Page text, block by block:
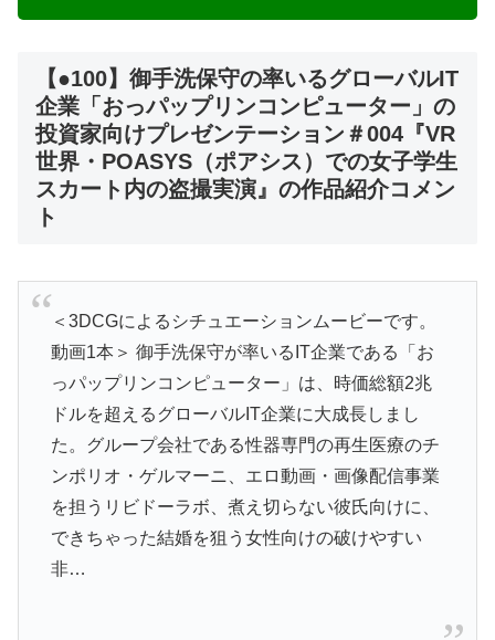
【●100】御手洗保守の率いるグローバルIT
企業「おっパップリンコンピューター」の
投資家向けプレゼンテーション＃004『VR
世界・POASYS（ポアシス）での女子学生
スカート内の盗撮実演』の作品紹介コメン
ト
＜3DCGによるシチュエーションムービーです。
動画1本＞ 御手洗保守が率いるIT企業である「お
っパップリンコンピューター」は、時価総額2兆
ドルを超えるグローバルIT企業に大成長しまし
た。グループ会社である性器専門の再生医療のチ
ンポリオ・ゲルマーニ、エロ動画・画像配信事業
を担うリビドーラボ、煮え切らない彼氏向けに、
できちゃった結婚を狙う女性向けの破けやすい
非…